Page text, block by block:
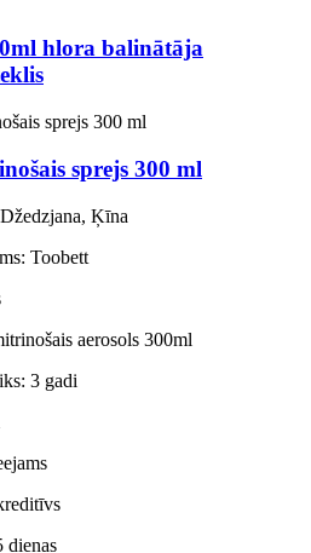
hlora balinātāja
sprejs 300 ml
Ķīna
Toobett
aerosols 300ml
3 gadi
dienas